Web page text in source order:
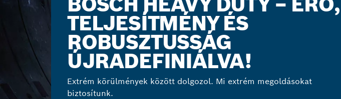
TELJESÍTMÉNY ÉS
ROBUSZTUSSÁG
ÚJRADEFINIÁLVA!
Extrém körülmények között dolgozol. Mi extrém megoldásokat
biztosítunk.